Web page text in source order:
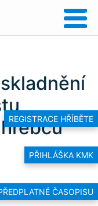
REGISTRACE HŘÍBĚTE
PŘIHLÁŠKA KMK
ČASOPISU